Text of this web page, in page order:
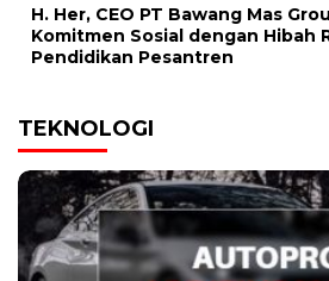
H. Her, CEO PT Bawang Mas
Komitmen Sosial dengan Hibah
Pendidikan Pesantren
TEKNOLOGI